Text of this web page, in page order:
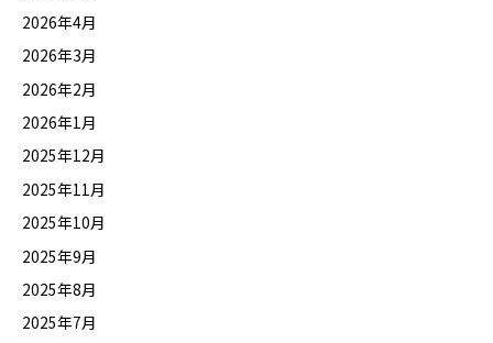
2026年4月
2026年3月
2026年2月
2026年1月
2025年12月
2025年11月
2025年10月
2025年9月
2025年8月
2025年7月